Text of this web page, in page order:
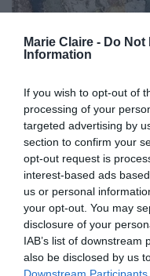
Marie Claire - Do Not
Information
If you wish to opt-out of
processing of your
targeted advertising by
section to confirm your
opt-out request is
interest-based ads
us or personal
your opt-out. You may
disclosure of your
IAB’s list of
also be disclosed by us